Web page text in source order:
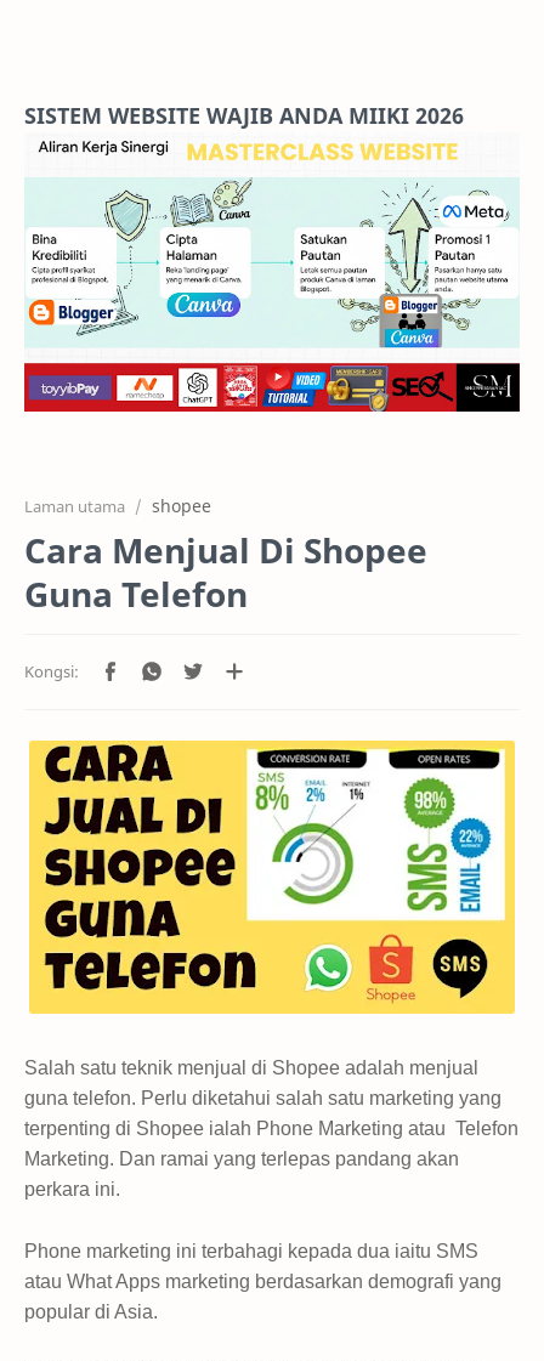
Features
Pricing
Services
RTL Mode
SISTEM WEBSITE WAJIB ANDA MIIKI 2026
Laman utama shopee
Cara Menjual Di Shopee
Guna Telefon
Salah satu teknik menjual di Shopee adalah menjual
guna telefon. Perlu diketahui salah satu marketing yang
terpenting di Shopee ialah Phone Marketing atau Telefon
Marketing. Dan ramai yang terlepas pandang akan
perkara ini.
Phone marketing ini terbahagi kepada dua iaitu SMS
atau What Apps marketing berdasarkan demografi yang
popular di Asia.